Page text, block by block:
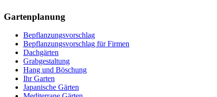
Gartenplanung
Bepflanzungsvorschlag
Bepflanzungsvorschlag für Firmen
Dachgärten
Grabgestaltung
Hang und Böschung
Ihr Garten
Japanische Gärten